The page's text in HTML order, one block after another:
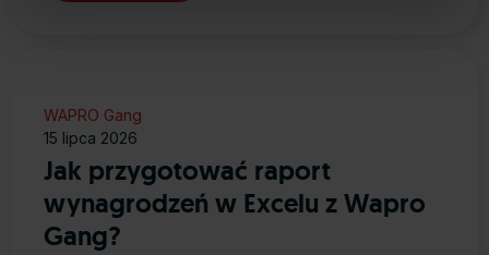
osobowe https://business.safety.google/privacy/
WAPRO Gang
15 lipca 2026
Jak przygotować raport
wynagrodzeń w Excelu z Wapro
Gang?